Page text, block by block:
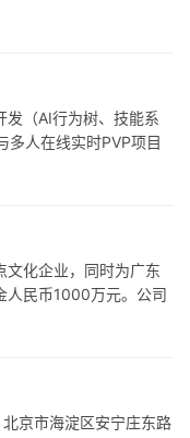
资格：1、精通Linux系
复实战经验…
发（AI行为树、技能系
多人在线实时PVP项目
年以上游戏开发经验，
解…
文化企业，同时为广东
人民币1000万元。公司
的同类产品，成为业界
数款全…
京市海淀区安宁庄东路